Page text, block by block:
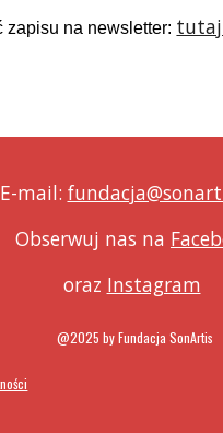
zapisu na newsletter:
E-mail:
Obserwuj nas na
oraz Instagram
@2025 by Fundacja SonArtis